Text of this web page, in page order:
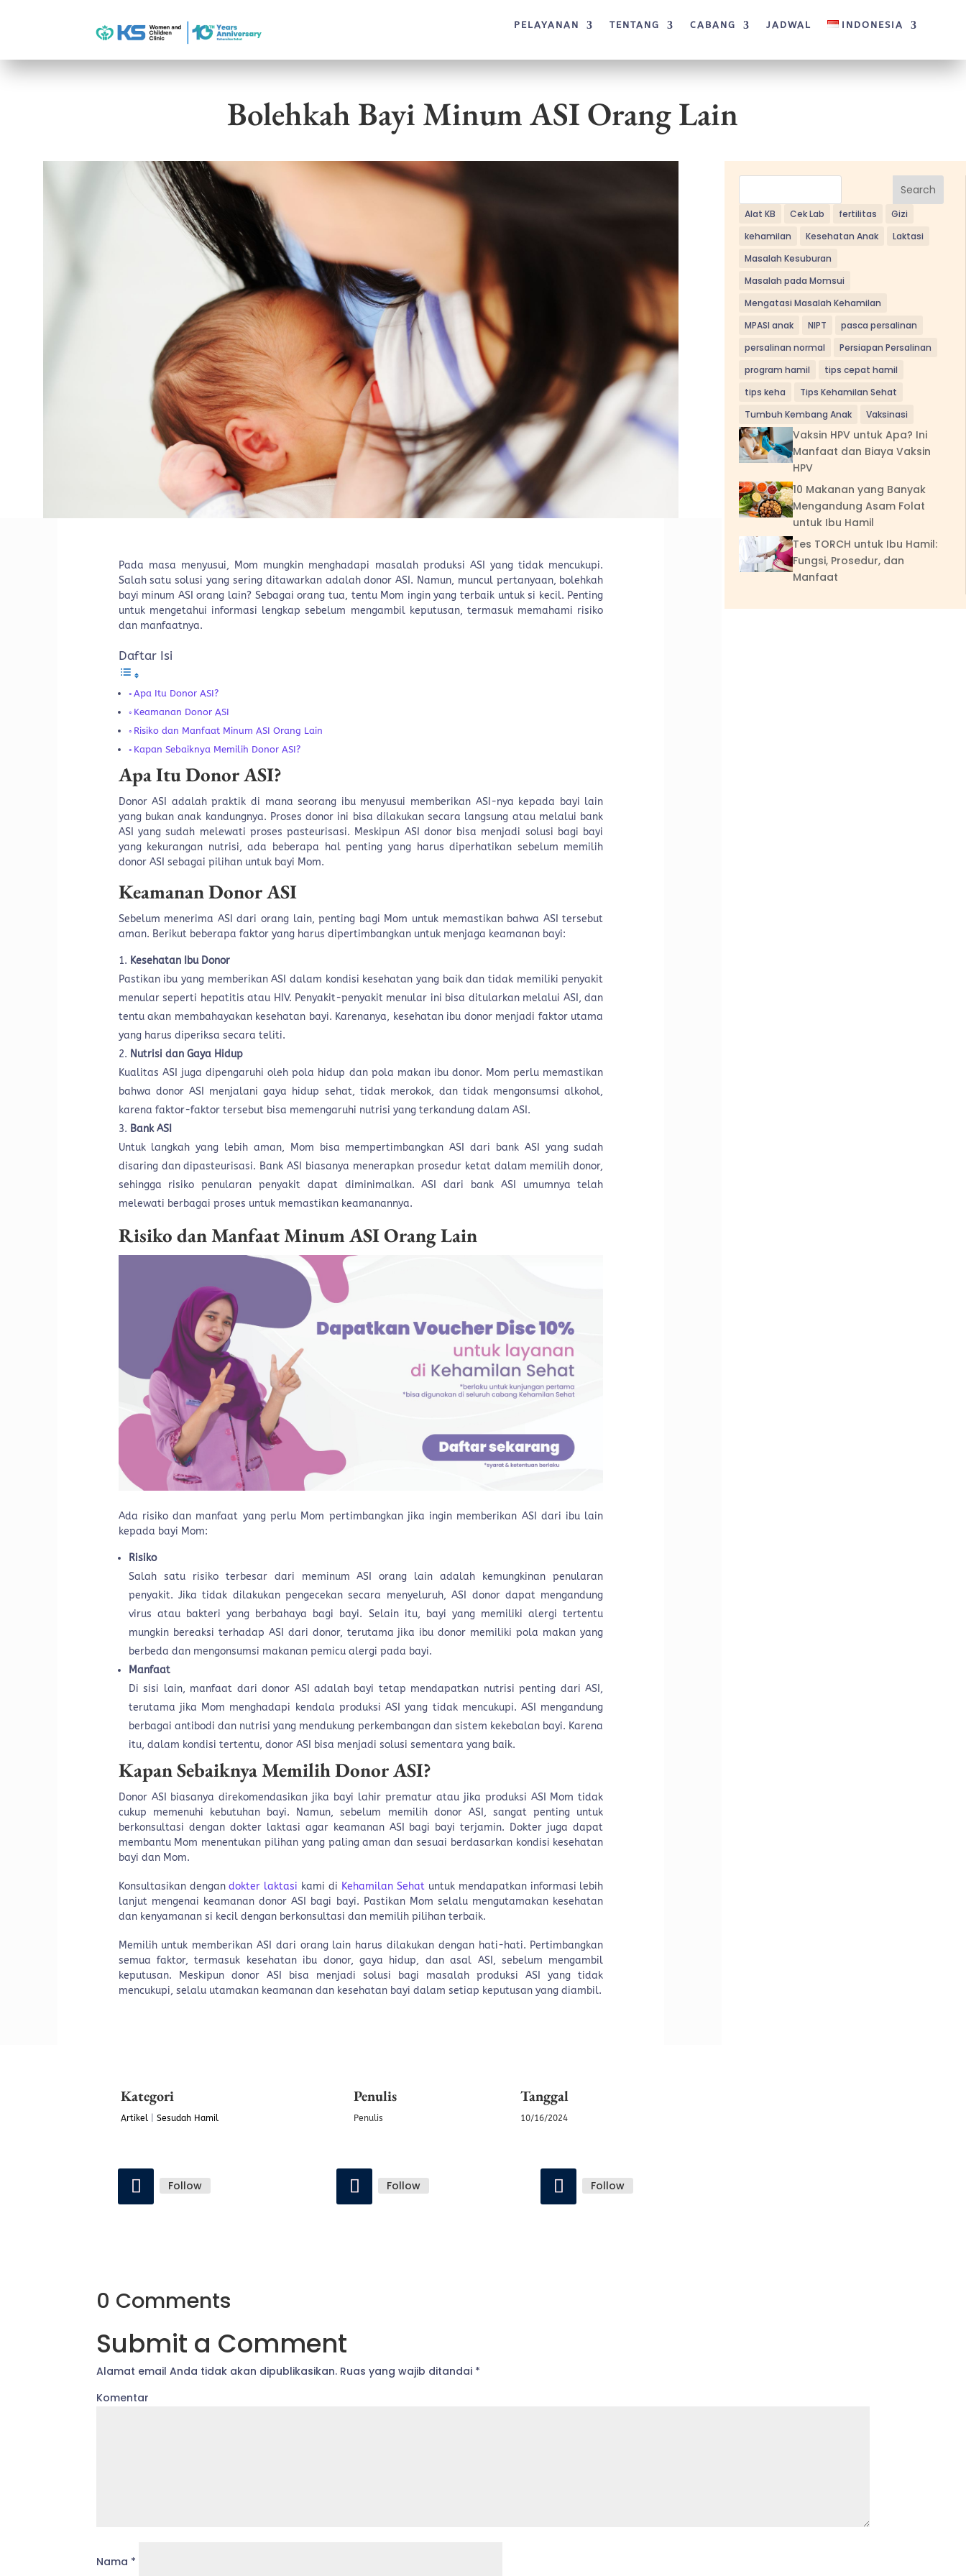
PELAYANAN TENTANG CABANG JADWAL INDONESIA
Bolehkah Bayi Minum ASI Orang Lain
Pada masa menyusui, Mom mungkin menghadapi masalah produksi ASI yang tidak mencukupi.
Salah satu solusi yang sering ditawarkan adalah donor ASI. Namun, muncul pertanyaan, bolehkah
bayi minum ASI orang lain? Sebagai orang tua, tentu Mom ingin yang terbaik untuk si kecil. Penting
untuk mengetahui informasi lengkap sebelum mengambil keputusan, termasuk memahami risiko
dan manfaatnya.
Daftar Isi
Apa Itu Donor ASI?
Keamanan Donor ASI
Risiko dan Manfaat Minum ASI Orang Lain
Kapan Sebaiknya Memilih Donor ASI?
Apa Itu Donor ASI?
Donor ASI adalah praktik di mana seorang ibu menyusui memberikan ASI-nya kepada bayi lain
yang bukan anak kandungnya. Proses donor ini bisa dilakukan secara langsung atau melalui bank
ASI yang sudah melewati proses pasteurisasi. Meskipun ASI donor bisa menjadi solusi bagi bayi
yang kekurangan nutrisi, ada beberapa hal penting yang harus diperhatikan sebelum memilih
donor ASI sebagai pilihan untuk bayi Mom.
Keamanan Donor ASI
Sebelum menerima ASI dari orang lain, penting bagi Mom untuk memastikan bahwa ASI tersebut
aman. Berikut beberapa faktor yang harus dipertimbangkan untuk menjaga keamanan bayi:
Kesehatan Ibu Donor
Pastikan ibu yang memberikan ASI dalam kondisi kesehatan yang baik dan tidak memiliki penyakit
menular seperti hepatitis atau HIV. Penyakit-penyakit menular ini bisa ditularkan melalui ASI, dan
tentu akan membahayakan kesehatan bayi. Karenanya, kesehatan ibu donor menjadi faktor utama
yang harus diperiksa secara teliti.
Nutrisi dan Gaya Hidup
Kualitas ASI juga dipengaruhi oleh pola hidup dan pola makan ibu donor. Mom perlu memastikan
bahwa donor ASI menjalani gaya hidup sehat, tidak merokok, dan tidak mengonsumsi alkohol,
karena faktor-faktor tersebut bisa memengaruhi nutrisi yang terkandung dalam ASI.
Bank ASI
Untuk langkah yang lebih aman, Mom bisa mempertimbangkan ASI dari bank ASI yang sudah
disaring dan dipasteurisasi. Bank ASI biasanya menerapkan prosedur ketat dalam memilih donor,
sehingga risiko penularan penyakit dapat diminimalkan. ASI dari bank ASI umumnya telah
melewati berbagai proses untuk memastikan keamanannya.
Risiko dan Manfaat Minum ASI Orang Lain
Ada risiko dan manfaat yang perlu Mom pertimbangkan jika ingin memberikan ASI dari ibu lain
kepada bayi Mom:
Risiko
Salah satu risiko terbesar dari meminum ASI orang lain adalah kemungkinan penularan
penyakit. Jika tidak dilakukan pengecekan secara menyeluruh, ASI donor dapat mengandung
virus atau bakteri yang berbahaya bagi bayi. Selain itu, bayi yang memiliki alergi tertentu
mungkin bereaksi terhadap ASI dari donor, terutama jika ibu donor memiliki pola makan yang
berbeda dan mengonsumsi makanan pemicu alergi pada bayi.
Manfaat
Di sisi lain, manfaat dari donor ASI adalah bayi tetap mendapatkan nutrisi penting dari ASI,
terutama jika Mom menghadapi kendala produksi ASI yang tidak mencukupi. ASI mengandung
berbagai antibodi dan nutrisi yang mendukung perkembangan dan sistem kekebalan bayi. Karena
itu, dalam kondisi tertentu, donor ASI bisa menjadi solusi sementara yang baik.
Kapan Sebaiknya Memilih Donor ASI?
Donor ASI biasanya direkomendasikan jika bayi lahir prematur atau jika produksi ASI Mom tidak
cukup memenuhi kebutuhan bayi. Namun, sebelum memilih donor ASI, sangat penting untuk
berkonsultasi dengan dokter laktasi agar keamanan ASI bagi bayi terjamin. Dokter juga dapat
membantu Mom menentukan pilihan yang paling aman dan sesuai berdasarkan kondisi kesehatan
bayi dan Mom.
Konsultasikan dengandokter laktasi kami di Kehamilan Sehatuntuk mendapatkan informasi lebih
lanjut mengenai keamanan donor ASI bagi bayi. Pastikan Mom selalu mengutamakan kesehatan
dan kenyamanan si kecil dengan berkonsultasi dan memilih pilihan terbaik.
Memilih untuk memberikan ASI dari orang lain harus dilakukan dengan hati-hati. Pertimbangkan
semua faktor, termasuk kesehatan ibu donor, gaya hidup, dan asal ASI, sebelum mengambil
keputusan. Meskipun donor ASI bisa menjadi solusi bagi masalah produksi ASI yang tidak
mencukupi, selalu utamakan keamanan dan kesehatan bayi dalam setiap keputusan yang diambil.
Search
Alat KB Cek Lab fertilitas
Gizi
kehamilan
Kesehatan Anak
Laktasi
Masalah Kesuburan
Masalah pada Momsui
Mengatasi Masalah Kehamilan
MPASI anak
NIPT
pasca persalinan
persalinan normal
Persiapan Persalinan
program hamil
tips cepat hamil
tips keha
Tips Kehamilan Sehat
Tumbuh Kembang Anak
Vaksinasi
Vaksin HPV untuk Apa? Ini
Manfaat dan Biaya Vaksin
HPV
10 Makanan yang Banyak
Mengandung Asam Folat
untuk Ibu Hamil
Tes TORCH untuk Ibu Hamil:
Fungsi, Prosedur, dan
Manfaat
Kategori
Artikel Sesudah Hamil
Penulis
Penulis
Tanggal
10/16/2024
Follow Follow Follow
0 Comments
Submit a Comment
Alamat email Anda tidak akan dipublikasikan. Ruas yang wajib ditandai *
Komentar
Nama *